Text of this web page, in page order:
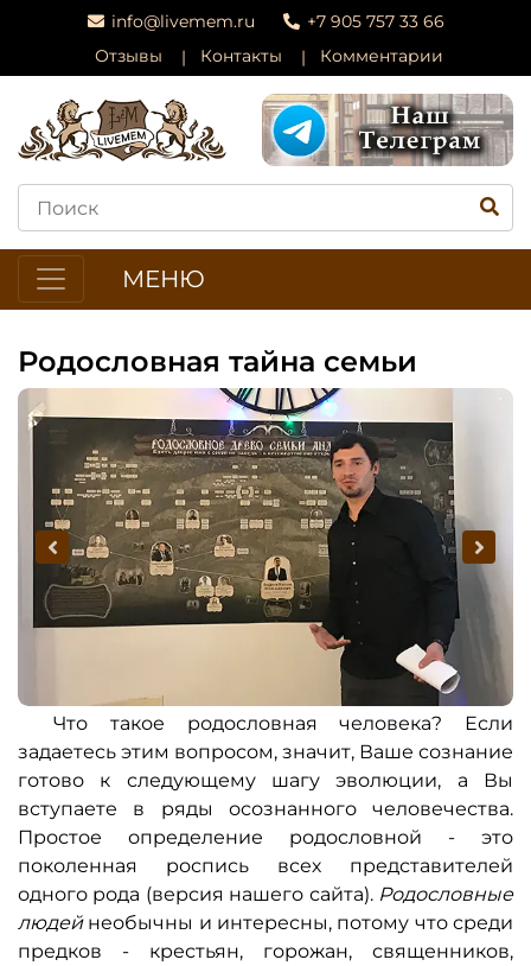
info@livemem.ru
+7 905 757 33 66
Отзывы
Контакты Комментарии
МЕНЮ
Родословная тайна семьи
Что такое родословная человека? Если
задаетесь этим вопросом, значит, Ваше сознание
готово к следующему шагу эволюции, а Вы
вступаете в ряды осознанного человечества.
Простое определение родословной - это
поколенная роспись всех представителей
одного рода (версия нашего сайта). Родословные
людейнеобычны и интересны, потому что среди
предков - крестьян, горожан, священников,